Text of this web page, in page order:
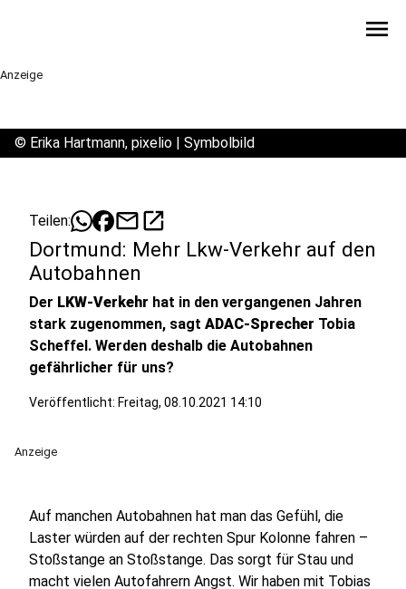
menu
Anzeige
© Erika Hartmann, pixelio | Symbolbild
Teilen: mailopen_in_new
Dortmund: Mehr Lkw-Verkehr auf den
Autobahnen
Der LKW-Verkehr hat in den vergangenen Jahren
stark zugenommen, sagt ADAC-Sprecher Tobia
Scheffel. Werden deshalb die Autobahnen
gefährlicher für uns?
Veröffentlicht: Freitag, 08.10.2021 14:10
Anzeige
Auf manchen Autobahnen hat man das Gefühl, die
Laster würden auf der rechten Spur Kolonne fahren –
Stoßstange an Stoßstange. Das sorgt für Stau und
macht vielen Autofahrern Angst. Wir haben mit Tobias